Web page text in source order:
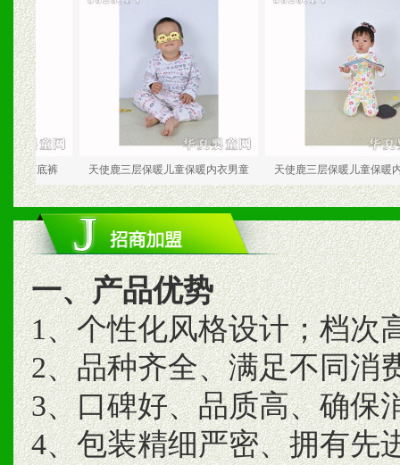
裤 天使鹿三层保暖儿童保暖内衣男童 天使鹿三层保暖儿童保暖内衣花点
一、产品优势
1、个性化风格设计；档次
2、品种齐全、满足不同消
3、口碑好、品质高、确保
4、包装精细严密、拥有先